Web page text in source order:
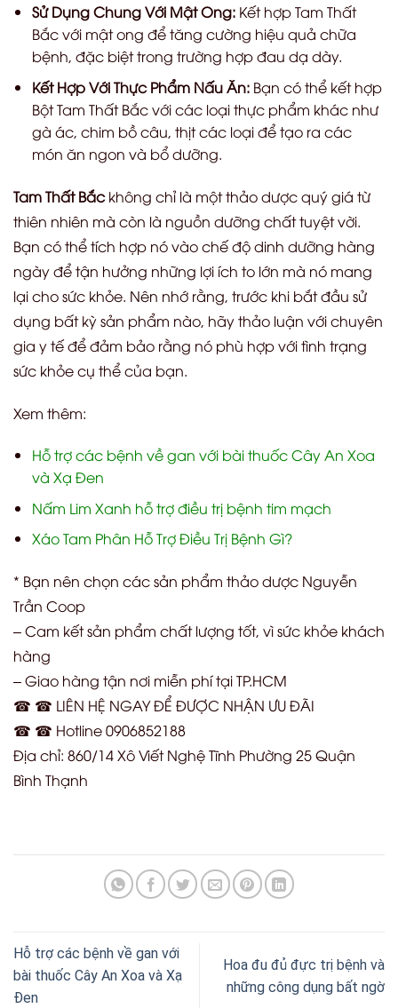
Sử Dụng Chung Với Mật Ong:Kết hợp Tam Thất
Bắc với mật ong để tăng cường hiệu quả chữa
bệnh, đặc biệt trong trường hợp đau dạ dày.
Kết Hợp Với Thực Phẩm Nấu Ăn:Bạn có thể kết hợp
Bột Tam Thất Bắc với các loại thực phẩm khác như
gà ác, chim bồ câu, thịt các loại để tạo ra các
món ăn ngon và bổ dưỡng.
Tam Thất Bắckhông chỉ là một thảo dược quý giá từ
thiên nhiên mà còn là nguồn dưỡng chất tuyệt vời.
Bạn có thể tích hợp nó vào chế độ dinh dưỡng hàng
ngày để tận hưởng những lợi ích to lớn mà nó mang
lại cho sức khỏe. Nên nhớ rằng, trước khi bắt đầu sử
dụng bất kỳ sản phẩm nào, hãy thảo luận với chuyên
gia y tế để đảm bảo rằng nó phù hợp với tình trạng
sức khỏe cụ thể của bạn.
Xem thêm:
Hỗ trợ các bệnh về gan với bài thuốc Cây An Xoa
và Xạ Đen
Nấm Lim Xanh hỗ trợ điều trị bệnh tim mạch
Xáo Tam Phân Hỗ Trợ Điều Trị Bệnh Gì?
* Bạn nên chọn các sản phẩm thảo dược Nguyễn
Trần Coop
– Cam kết sản phẩm chất lượng tốt, vì sức khỏe khách
hàng
– Giao hàng tận nơi miễn phí tại TP.HCM
☎ ☎ LIÊN HỆ NGAY ĐỂ ĐƯỢC NHẬN ƯU ĐÃI
☎ ☎ Hotline 0906852188
Địa chỉ: 860/14 Xô Viết Nghệ Tĩnh Phường 25 Quận
Bình Thạnh
Hỗ trợ các bệnh về gan với
bài thuốc Cây An Xoa và Xạ
Đen
Hoa đu đủ đực trị bệnh và
những công dụng bất ngờ